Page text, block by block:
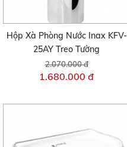
Hộp Xà Phòng Nước Inax KFV-
25AY Treo Tường
2.070.000 đ
1.680.000 đ